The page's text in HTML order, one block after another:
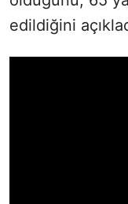
edildiğini